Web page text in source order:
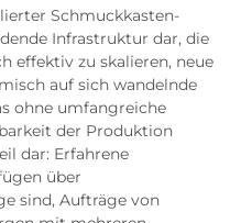
Schmuckkasten-
Infrastruktur dar, die
effektiv zu skalieren, neue
auf sich wandelnde
ohne umfangreiche
der Produktion
dar: Erfahrene
über
sind, Aufträge von